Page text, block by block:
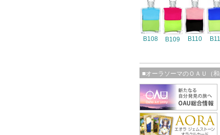
B108 B109 B110
■オーラソーマのＯＡＵ（